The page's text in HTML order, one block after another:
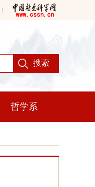
哲学系